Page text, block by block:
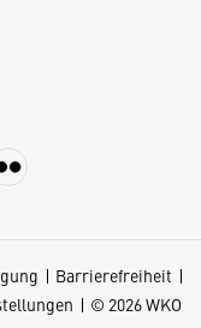
Barrierefreiheit
© 2026 WKO